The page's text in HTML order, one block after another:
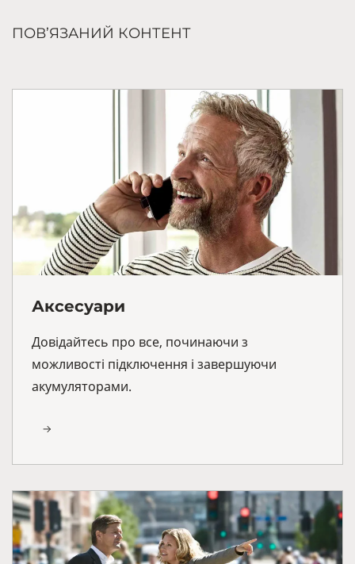
ПОВ’ЯЗАНИЙ КОНТЕНТ
Аксесуари
Довідайтесь про все, починаючи з
можливості підключення і завершуючи
акумуляторами.